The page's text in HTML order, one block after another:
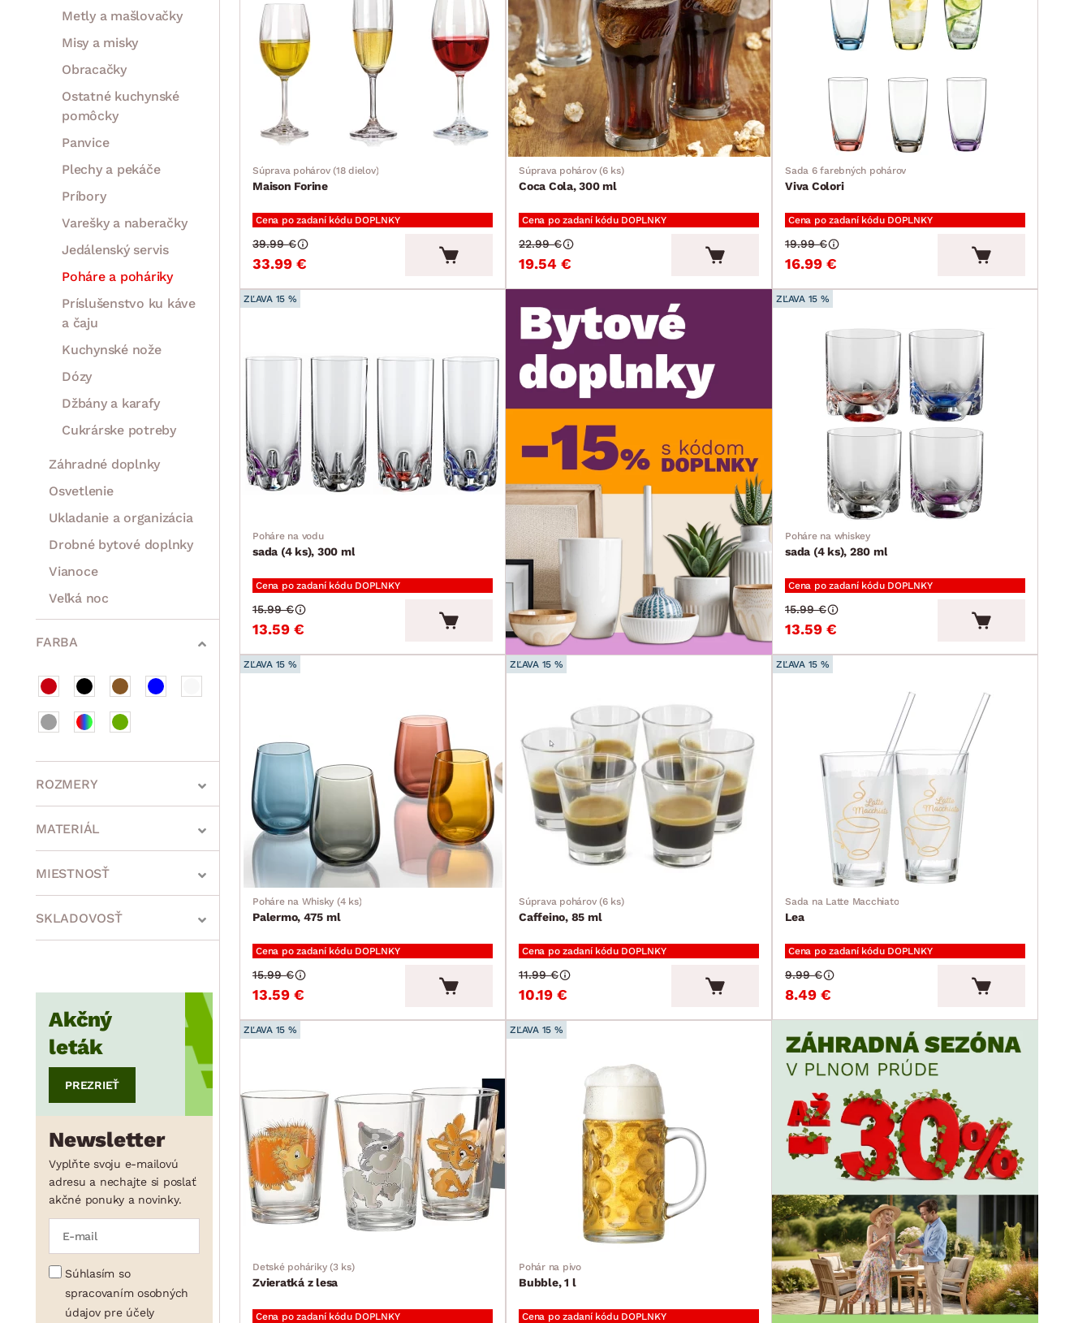
Metly a mašlovačky
Misy a misky
Obracačky
Ostatné kuchynské
pomôcky
Panvice
Plechy a pekáče
Príbory
Varešky a naberačky
Jedálenský servis
Poháre a poháriky
Príslušenstvo ku káve
a čaju
Kuchynské nože
Dózy
Džbány a karafy
Cukrárske potreby
Záhradné doplnky
Osvetlenie
Ukladanie a organizácia
Drobné bytové doplnky
Vianoce
Veľká noc
Sedacie súpravy a pohovky
Zostavy a steny
Drobný nábytok
Spotrebiče
FARBA
ROZMERY
min. cm
min. cm max. cm
min. cm
MATERIÁL
MIESTNOSŤ
SKLADOVOSŤ
Akčný
leták
PREZRIEŤ
Newsletter
Vyplňte svoju e-mailovú
adresu a nechajte si poslať
akčné ponuky a novinky.
Súhlasím so
spracovaním osobných
údajov pre účely
Súprava pohárov (18 dielov)
Maison Forine
Cena po zadaní kódu DOPLNKY
33.99 €
39.99 €
Súprava pohárov (6 ks)
Coca Cola, 300 ml
Cena po zadaní kódu DOPLNKY
19.54 €
22.99 €
Sada 6 farebných pohárov
Viva Colori
Cena po zadaní kódu DOPLNKY
16.99 €
19.99 €
ZĽAVA 15 %
Poháre na vodu
sada (4 ks), 300 ml
Cena po zadaní kódu DOPLNKY
13.59 €
15.99 €
ZĽAVA 15 %
Poháre na whiskey
sada (4 ks), 280 ml
Cena po zadaní kódu DOPLNKY
13.59 €
15.99 €
ZĽAVA 15 %
Poháre na Whisky (4 ks)
Palermo, 475 ml
Cena po zadaní kódu DOPLNKY
13.59 €
15.99 €
ZĽAVA 15 %
Súprava pohárov (6 ks)
Caffeino, 85 ml
Cena po zadaní kódu DOPLNKY
10.19 €
11.99 €
ZĽAVA 15 %
Sada na Latte Macchiato
Lea
Cena po zadaní kódu DOPLNKY
8.49 €
9.99 €
ZĽAVA 15 %
Detské poháriky (3 ks)
Zvieratká z lesa
Cena po zadaní kódu DOPLNKY
ZĽAVA 15 %
Pohár na pivo
Bubble, 1 l
Cena po zadaní kódu DOPLNKY